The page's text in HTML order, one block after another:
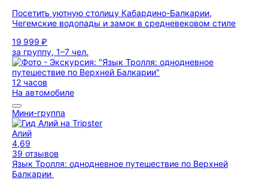
Посетить уютную столицу Кабардино-Балкарии,
Чегемские водопады и замок в средневековом стиле
19 999 ₽
за группу, 1–7 чел.
12 часов
На автомобиле
Мини-группа
Алий
4,69
39 отзывов
Язык Тролля: однодневное путешествие по Верхней
Балкарии